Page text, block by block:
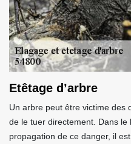
Etêtage d’arbre
Un arbre peut être victime des
de le tuer directement. Dans le
propagation de ce danger, il